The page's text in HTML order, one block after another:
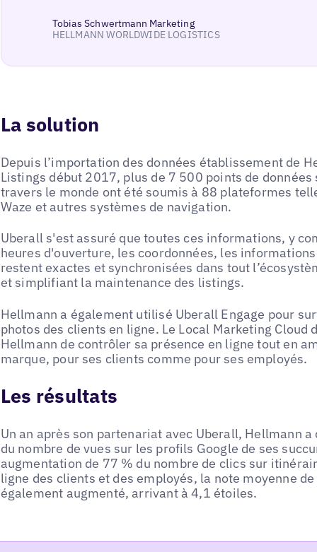
Tobias Schwertmann Marketing
HELLMANN WORLDWIDE LOGISTICS
La solution
Depuis l’importation des données établissement de
Listings début 2017, plus de 7 500 points de
travers le monde ont été soumis à 88 plateformes
Waze et autres systèmes de navigation.
Uberall s'est assuré que toutes ces informations, y
heures d'ouverture, les coordonnées, les
restent exactes et synchronisées dans tout
et simplifiant la maintenance des listings.
Hellmann a également utilisé Uberall Engage pour
photos des clients en ligne. Le Local Marketing Cloud
Hellmann de contrôler sa présence en ligne tout en
marque, pour ses clients comme pour ses employés.
Les résultats
Un an après son partenariat avec Uberall, Hellmann
du nombre de vues sur les profils Google de ses
augmentation de 77 % du nombre de clics sur
ligne des clients et des employés, la note moyenne
également augmenté, arrivant à 4,1 étoiles.